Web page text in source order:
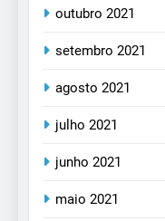
outubro 2021
setembro 2021
agosto 2021
julho 2021
junho 2021
maio 2021